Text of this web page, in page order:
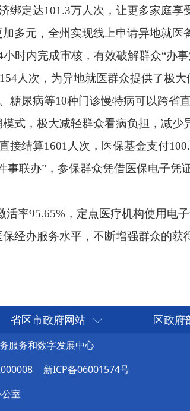
次，医保基金支付100.9万元，让慢病患者
群众凭借医保电子凭证或社保卡，可在本
省区市政府网站 区政府
服务和数字发展中心
新ICP备06001574号
室